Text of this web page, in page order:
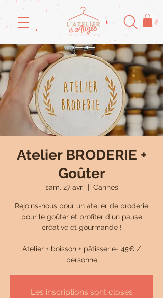
Atelier BRODERIE +
Goûter
sam. 27 avr. Cannes
Rejoins-nous pour un atelier de broderie
pour le goûter et profiter d'un pause
créative et gourmande !
Atelier + boisson + pâtisserie= 45€ /
personne
Les inscriptions sont closes